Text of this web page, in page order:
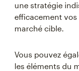
une stratégie
efficacement
marché cible.
Vous pouvez
les éléments du